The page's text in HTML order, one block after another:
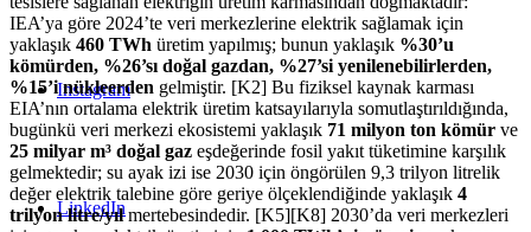
Instagram
LinkedIn
IEA’ya göre 2024’te veri merkezlerine elektrik sağlamak için
yaklaşık 460 TWh üretim yapılmış; bunun yaklaşık %30’u
kömürden, %26’sı doğal gazdan, %27’si yenilenebilirlerden,
%15’i nükleerden gelmiştir. [K2] Bu fiziksel kaynak karması
EIA’nın ortalama elektrik üretim katsayılarıyla somutlaştırıldığında,
bugünkü veri merkezi ekosistemi yaklaşık 71 milyon ton kömür ve
25 milyar m³ doğal gaz eşdeğerinde fosil yakıt tüketimine karşılık
gelmektedir; su ayak izi ise 2030 için öngörülen 9,3 trilyon litrelik
değer elektrik talebine göre geriye ölçeklendiğinde yaklaşık 4
trilyon litre/yılmertebesindedir. [K5][K8] 2030’da veri merkezleri